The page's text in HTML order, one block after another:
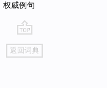
权威例句
go
top
返回词典